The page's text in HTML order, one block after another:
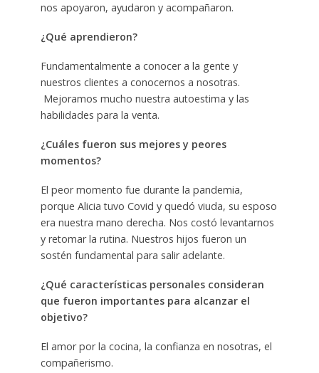
nos apoyaron, ayudaron y acompañaron.
¿Qué aprendieron?
Fundamentalmente a conocer a la gente y
nuestros clientes a conocernos a nosotras.
Mejoramos mucho nuestra autoestima y las
habilidades para la venta.
¿Cuáles fueron sus mejores y peores
momentos?
El peor momento fue durante la pandemia,
porque Alicia tuvo Covid y quedó viuda, su esposo
era nuestra mano derecha. Nos costó levantarnos
y retomar la rutina. Nuestros hijos fueron un
sostén fundamental para salir adelante.
¿Qué características personales consideran
que fueron importantes para alcanzar el
objetivo?
El amor por la cocina, la confianza en nosotras, el
compañerismo.